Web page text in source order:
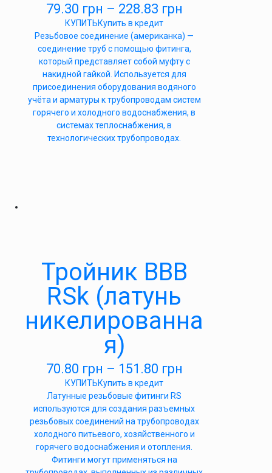
79.30 грн – 228.83 грн
КУПИТЬКупить в кредит
Резьбовое соединение (американка) —
соединение труб с помощью фитинга,
который представляет собой муфту с
накидной гайкой. Используется для
присоединения оборудования водяного
учёта и арматуры к трубопроводам систем
горячего и холодного водоснабжения, в
системах теплоснабжения, в
технологических трубопроводах.
Тройник ВВВ
RSk (латунь
никелированна
я)
70.80 грн – 151.80 грн
КУПИТЬКупить в кредит
Латунные резьбовые фитинги RS
используются для создания разъемных
резьбовых соединений на трубопроводах
холодного питьевого, хозяйственного и
горячего водоснабжения и отопления.
Фитинги могут применяться на